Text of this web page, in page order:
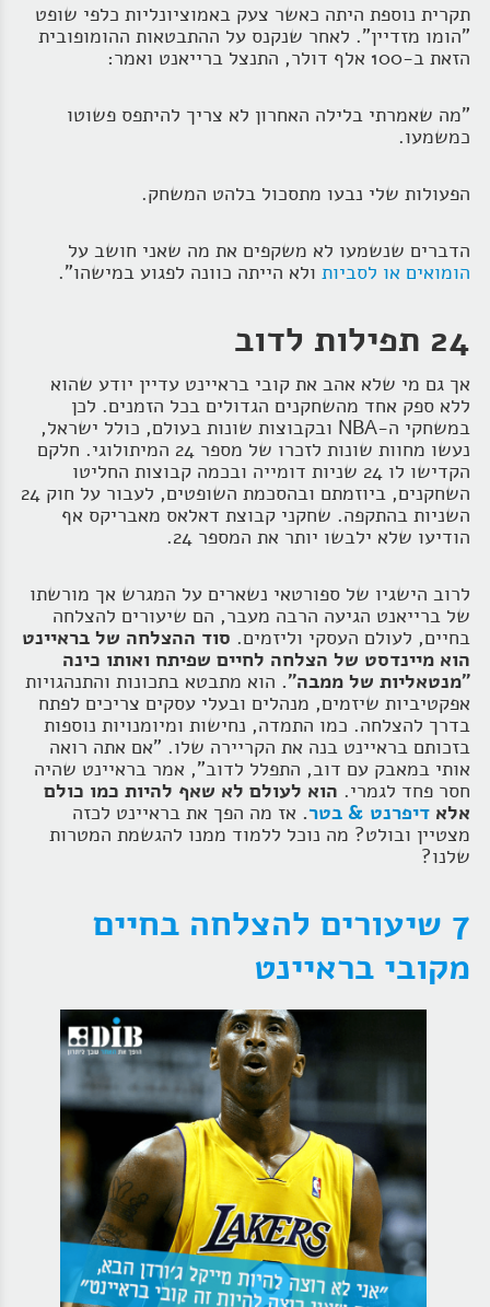
תקרית נוספת היתה כאשר צעק באמוציונליות כלפי שופט
"הומו מזדיין". לאחר שנקנס על ההתבטאות ההומופובית
הזאת ב-100 אלף דולר, התנצל ברייאנט ואמר:
"מה שאמרתי בלילה האחרון לא צריך להיתפס פשוטו
כמשמעו.
הפעולות שלי נבעו מתסכול בלהט המשחק.
הדברים שנשמעו לא משקפים את מה שאני חושב על
הומואים או לסביות ולא הייתה כוונה לפגוע במישהו".
24 תפילות לדוב
אך גם מי שלא אהב את קובי בראיינט עדיין יודע שהוא
ללא ספק אחד מהשחקנים הגדולים בכל הזמנים. לכן
במשחקי ה-NBA ובקבוצות שונות בעולם, כולל ישראל,
נעשו מחוות שונות לזכרו של מספר 24 המיתולוגי. חלקם
הקדישו לו 24 שניות דומייה ובכמה קבוצות החליטו
השחקנים, ביוזמתם ובהסכמת השופטים, לעבור על חוק 24
השניות בהתקפה. שחקני קבוצת דאלאס מאבריקס אף
הודיעו שלא ילבשו יותר את המספר 24.
לרוב הישגיו של ספורטאי נשארים על המגרש אך מורשתו
של ברייאנט הגיעה הרבה מעבר, הם שיעורים להצלחה
בחיים, לעולם העסקי וליזמים. סוד ההצלחה של בראיינט
הוא מיינדסט של הצלחה לחיים שפיתח ואותו כינה
"מנטאליות של ממבה". הוא מתבטא בתכונות והתנהגויות
אפקטיביות שיזמים, מנהלים ובעלי עסקים צריכים לפתח
בדרך להצלחה. כמו התמדה, נחישות ומיומנויות נוספות
בזכותם בראיינט בנה את הקריירה שלו. "אם אתה רואה
אותי במאבק עם דוב, התפלל לדוב", אמר בראיינט שהיה
חסר פחד לגמרי. הוא לעולם לא שאף להיות כמו כולם
אלא דיפרנט & בטר. אז מה הפך את בראיינט לכזה
מצטיין ובולט? מה נוכל ללמוד ממנו להגשמת המטרות
שלנו?
7 שיעורים להצלחה בחיים
מקובי בראיינט